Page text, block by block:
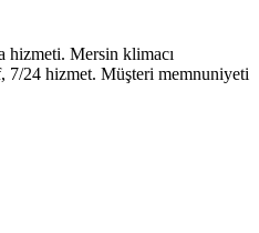
hizmeti. Mersin klimacı
7/24 hizmet. Müşteri memnuniyeti